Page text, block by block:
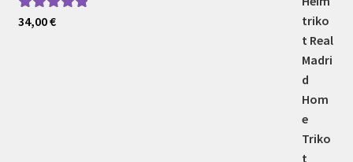
Bewertet mit
34,00€